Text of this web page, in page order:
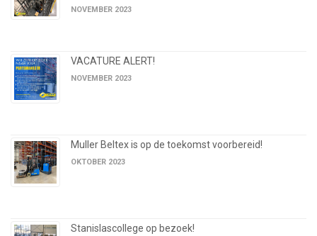
NOVEMBER 2023
VACATURE ALERT!
NOVEMBER 2023
Muller Beltex is op de toekomst voorbereid!
OKTOBER 2023
Stanislascollege op bezoek!